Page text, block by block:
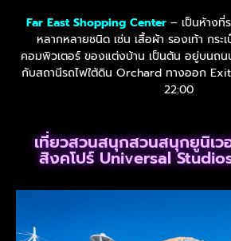
Far East Shopping Center– เป็นห้างที่
หลากหลายชนิด เช่น เสื้อผ้า รองเท้า กระเ
คอมพิวเตอร์ ของแต่งบ้าน เป็นต้น อยู่บนถ
กับสถานีรถไฟใต้ดิน Orchard ทางออก Exit
22:00
เที่ยวสวนสนุกสวนสนุกยูนิเว
สิงคโปร์ Universal